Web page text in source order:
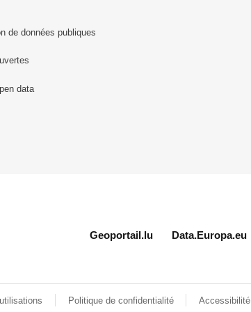
de données publiques
data
data.public.lu
Geoportail.lu Data.Europa.eu
Politique de confidentialité Accessibilité